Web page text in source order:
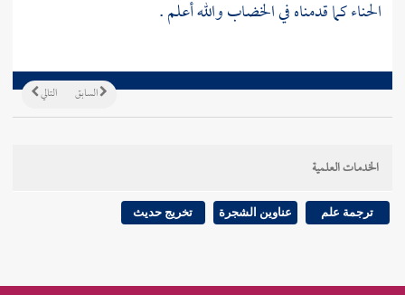
الحناء كما قدمناه في الخضاب والله أعلم .
التالي السابق
الخدمات العلمية
ترجمة علم عناوين الشجرة تخريج حديث